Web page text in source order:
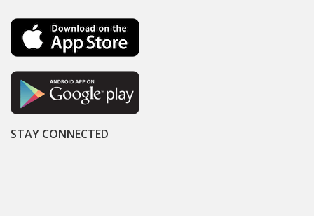
STAY CONNECTED